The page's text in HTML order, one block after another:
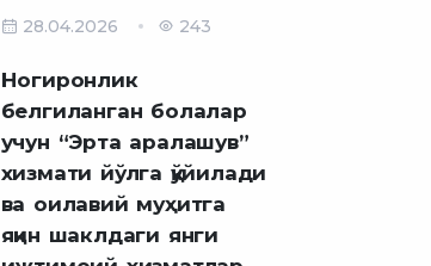
28.04.2026 243
Ногиронлик
белгиланган болалар
учун “Эрта аралашув”
хизмати йўлга қўйилади
ва оилавий муҳитга
яқин шаклдаги янги